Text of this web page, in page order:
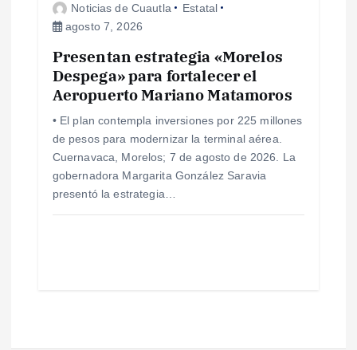
Noticias de Cuautla
Estatal
agosto 7, 2026
Presentan estrategia «Morelos
Despega» para fortalecer el
Aeropuerto Mariano Matamoros
• El plan contempla inversiones por 225 millones
de pesos para modernizar la terminal aérea.
Cuernavaca, Morelos; 7 de agosto de 2026. La
gobernadora Margarita González Saravia
presentó la estrategia…